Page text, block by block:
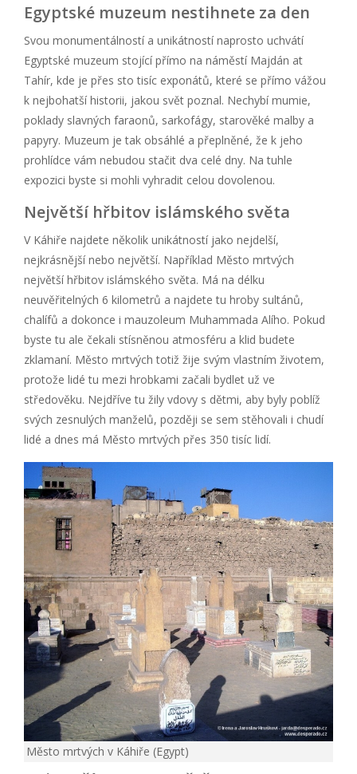
Egyptské muzeum nestihnete za den
Svou monumentálností a unikátností naprosto uchvátí
Egyptské muzeum stojící přímo na náměstí Majdán at
Tahír, kde je přes sto tisíc exponátů, které se přímo vážou
k nejbohatší historii, jakou svět poznal. Nechybí mumie,
poklady slavných faraonů, sarkofágy, starověké malby a
papyry. Muzeum je tak obsáhlé a přeplněné, že k jeho
prohlídce vám nebudou stačit dva celé dny. Na tuhle
expozici byste si mohli vyhradit celou dovolenou.
Největší hřbitov islámského světa
V Káhiře najdete několik unikátností jako nejdelší,
nejkrásnější nebo největší. Například Město mrtvých
největší hřbitov islámského světa. Má na délku
neuvěřitelných 6 kilometrů a najdete tu hroby sultánů,
chalífů a dokonce i mauzoleum Muhammada Alího. Pokud
byste tu ale čekali stísněnou atmosféru a klid budete
zklamaní. Město mrtvých totiž žije svým vlastním životem,
protože lidé tu mezi hrobkami začali bydlet už ve
středověku. Nejdříve tu žily vdovy s dětmi, aby byly poblíž
svých zesnulých manželů, později se sem stěhovali i chudí
lidé a dnes má Město mrtvých přes 350 tisíc lidí.
Město mrtvých v Káhiře (Egypt)